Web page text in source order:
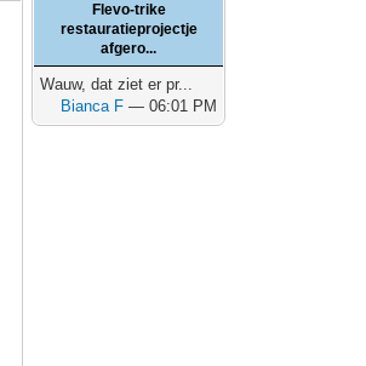
Flevo-trike
restauratieprojectje
afgero...
Wauw, dat ziet er pr...
Bianca F — 06:01 PM